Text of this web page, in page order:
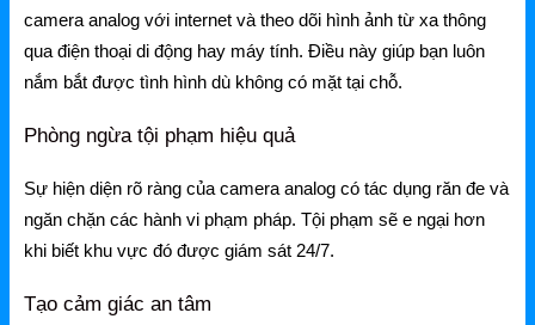
Ruijie
Ruijie Gateway
Ruijie Switch
Ruijie WiFi
Phụ kiện Ruijie
camera analog với internet và theo dõi hình ảnh từ xa thông
qua điện thoại di động hay máy tính. Điều này giúp bạn luôn
nắm bắt được tình hình dù không có mặt tại chỗ.
Phòng ngừa tội phạm hiệu quả
Sự hiện diện rõ ràng của camera analog có tác dụng răn đe và
ngăn chặn các hành vi phạm pháp. Tội phạm sẽ e ngại hơn
khi biết khu vực đó được giám sát 24/7.
Tạo cảm giác an tâm